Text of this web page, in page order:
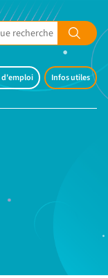
d'emploi Infos utiles